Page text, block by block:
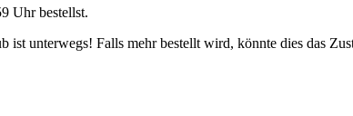
Uhrbestellst.
unterwegs! Falls mehr bestellt wird, könnte dies das